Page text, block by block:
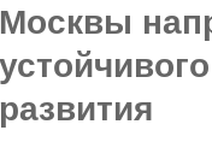
Москвы
развития